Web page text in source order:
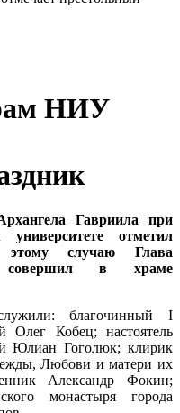
НИУ
Гавриила при
университете отметил
этому случаю Глава
совершил в храме
благочинный I
Олег Кобец; настоятель
Юлиан Гоголюк; клирик
Любови и матери их
Александр Фокин;
монастыря города